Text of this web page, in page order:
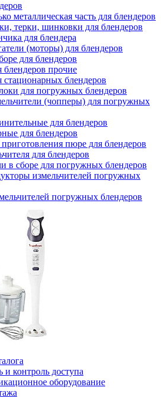
металлическая часть для блендеров
терки, шинковки для блендеров
для блендера
(моторы) для блендеров
для блендеров
блендеров прочие
стационарных блендеров
для погружных блендеров
(чопперы) для погружных
для блендеров
для блендеров
пюре для блендеров
для блендеров
в сборе для погружных блендеров
измельчителей погружных
погружных блендеров
и контроль доступа
оборудование